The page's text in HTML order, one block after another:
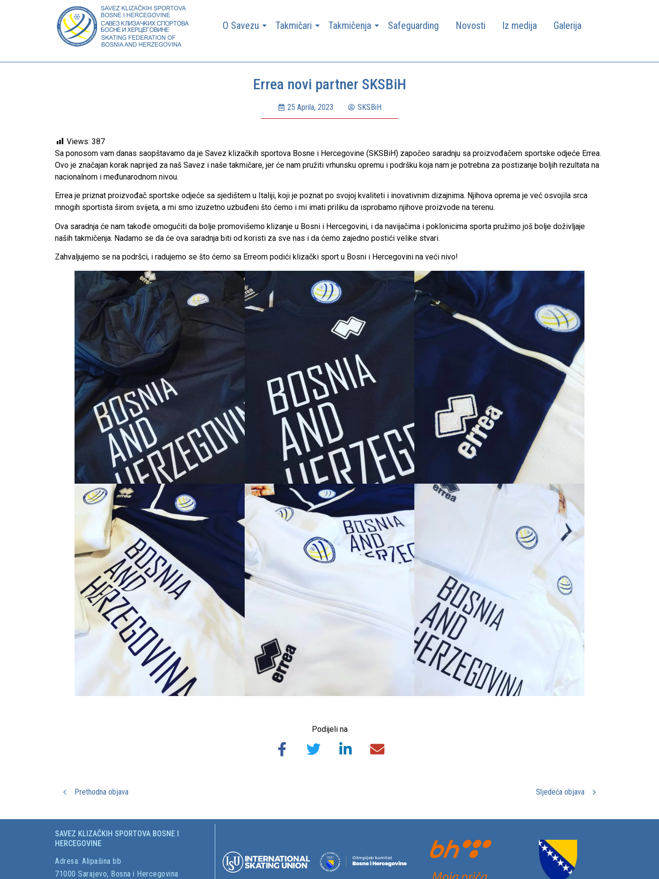
O Savezu Takmičari Takmičenja Safeguarding Novosti Iz medija Galerija
Errea novi partner SKSBiH
25 Aprila, 2023 SKSBiH
Views: 387
Sa ponosom vam danas saopštavamo da je Savez klizačkih sportova Bosne i Hercegovine (SKSBiH) započeo saradnju sa proizvođačem sportske odjeće Errea.
Ovo je značajan korak naprijed za naš Savez i naše takmičare, jer će nam pružiti vrhunsku opremu i podršku koja nam je potrebna za postizanje boljih rezultata na
nacionalnom i međunarodnom nivou.
Errea je priznat proizvođač sportske odjeće sa sjedištem u Italiji, koji je poznat po svojoj kvaliteti i inovativnim dizajnima. Njihova oprema je već osvojila srca
mnogih sportista širom svijeta, a mi smo izuzetno uzbuđeni što ćemo i mi imati priliku da isprobamo njihove proizvode na terenu.
Ova saradnja će nam takođe omogućiti da bolje promovišemo klizanje u Bosni i Hercegovini, i da navijačima i poklonicima sporta pružimo još bolje doživljaje
naših takmičenja. Nadamo se da će ova saradnja biti od koristi za sve nas i da ćemo zajedno postići velike stvari.
Zahvaljujemo se na podršci, i radujemo se što ćemo sa Erreom podići klizački sport u Bosni i Hercegovini na veći nivo!
Podijeli na
Prethodna objava Sljedeća objava
SAVEZ KLIZAČKIH SPORTOVA BOSNE I
HERCEGOVINE
Adresa: Alipašina bb
71000 Sarajevo, Bosna i Hercegovina